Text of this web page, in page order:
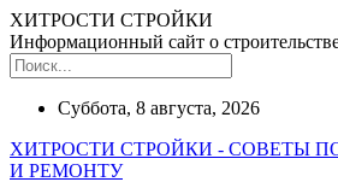
ХИТРОСТИ СТРОЙКИ
Информационный сайт о
Суббота, 8 августа, 2026
ХИТРОСТИ СТРОЙКИ - СОВЕТЫ
И РЕМОНТУ